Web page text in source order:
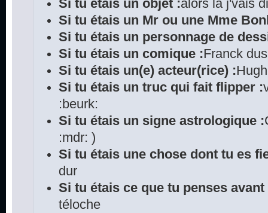
Si tu étais un objet :alors là j'vais
Si tu étais un Mr ou une Mme
Si tu étais un personnage de
Si tu étais un comique :Franck
Si tu étais un(e) acteur(rice) :
Si tu étais un truc qui fait flipper :
:beurk:
Si tu étais un signe astrologique :
:mdr: )
Si tu étais une chose dont tu es
dur
Si tu étais ce que tu penses
téloche